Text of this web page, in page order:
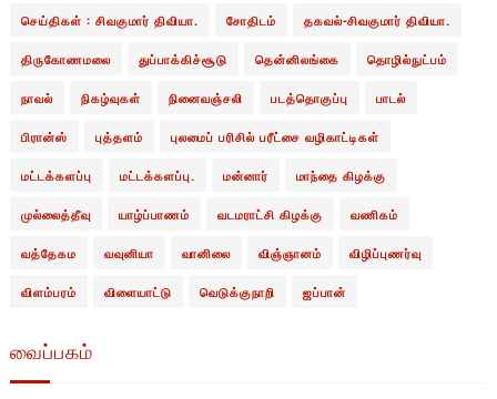
செய்திகள் : சிவகுமார் திவியா. சோதிடம் தகவல்-சிவகுமார் திவியா.
திருகோணமலை துப்பாக்கிச்சூடு தென்னிலங்கை தொழில்நுட்பம்
நாவல் நிகழ்வுகள் நினைவஞ்சலி படத்தொகுப்பு பாடல்
பிரான்ஸ் புத்தளம் புலமைப் பரிசில் பரீட்சை வழிகாட்டிகள்
மட்டக்களப்பு மட்டக்களப்பு. மன்னார் மாந்தை கிழக்கு
முல்லைத்தீவு யாழ்ப்பாணம் வடமராட்சி கிழக்கு வணிகம்
வத்தேகம வவுனியா வானிலை விஞ்ஞானம் விழிப்புணர்வு
விளம்பரம் விளையாட்டு வெடுக்குநாறி ஜப்பான்
வைப்பகம்